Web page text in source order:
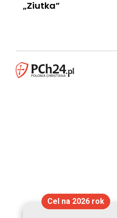
„Ziutka”
Cel na 2026 rok